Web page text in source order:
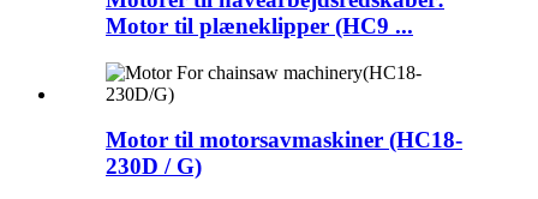
Motor til plæneklipper (HC9 ...
Motor til motorsavmaskiner (HC18-
230D / G)